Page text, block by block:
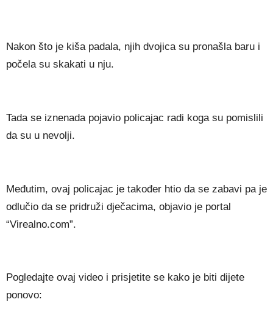
Nakon što je kiša padala, njih dvojica su pronašla baru i
počela su skakati u nju.
Tada se iznenada pojavio policajac radi koga su pomislili
da su u nevolji.
Međutim, ovaj policajac je također htio da se zabavi pa je
odlučio da se pridruži dječacima, objavio je portal
“Virealno.com”.
Pogledajte ovaj video i prisjetite se kako je biti dijete
ponovo: